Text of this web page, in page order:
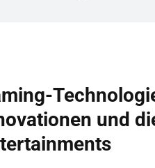
und